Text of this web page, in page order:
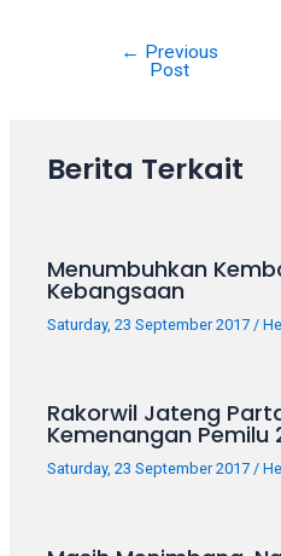
← Previous
Post
Berita Terkait
Menumbuhkan
Kebangsaan
Saturday, 23 September 2017/
Rakorwil Jateng
Kemenangan Pemilu
Saturday, 23 September 2017/